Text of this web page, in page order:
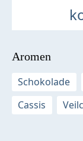
Aromen
Schokolade
Cassis